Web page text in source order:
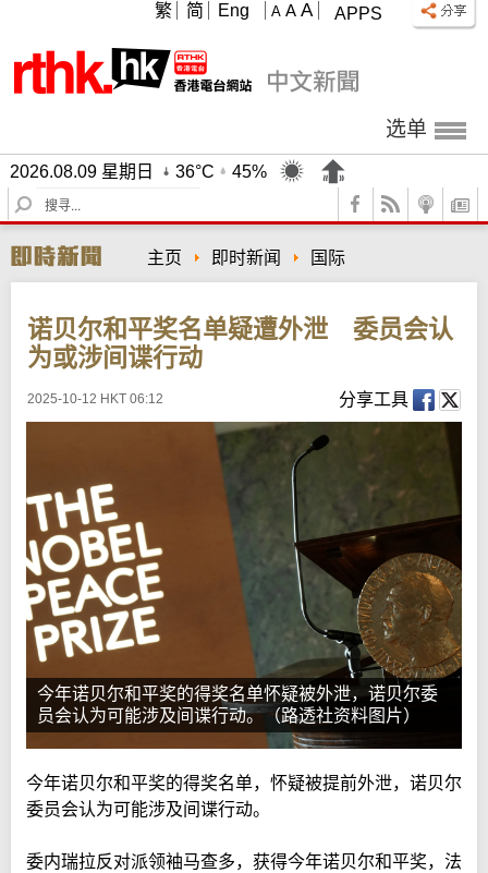
APPS
A A A
繁 简 Eng
选单
2026.08.09 星期日 36°C
45%
S
e
r
c
主页 即时新闻 国际
诺贝尔和平奖名单疑遭外泄 委员会认
为或涉间谍行动
2025-10-12 HKT 06:12 分享工具
今年诺贝尔和平奖的得奖名单怀疑被外泄，诺贝尔委
员会认为可能涉及间谍行动。（路透社资料图片）
今年诺贝尔和平奖的得奖名单，怀疑被提前外泄，诺贝尔
委员会认为可能涉及间谍行动。
委内瑞拉反对派领袖马查多，获得今年诺贝尔和平奖，法